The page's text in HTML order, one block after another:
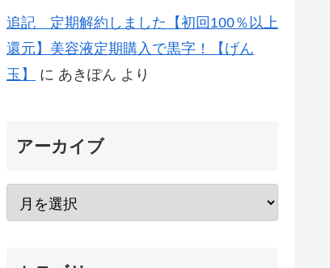
追記 定期解約しました【初回100％以上
還元】美容液定期購入で黒字！【げん
玉】
に あきぽん より
アーカイブ